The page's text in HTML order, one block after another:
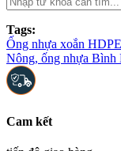
Tags:
Ống nhựa xoắn
Nông, ống nhựa Bình
Cam kết